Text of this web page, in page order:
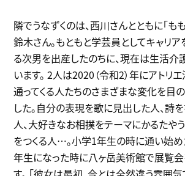
隣でうなずくのは、西川さんとともに「も
鈴木さん。もともと学芸員としてキャリ
る次男を出産したのちに、現在は生活介
います。 2人は2020（令和2）年にアトリエ
通ってくる人たちのさまざまな変化を目
した。自分の表現を歌に見出した人、詩
人、大好きなお相撲をテーマにかるたや
をつくる人…。小学1年生の時に通い始
年生になった時に八ヶ岳美術館で展覧